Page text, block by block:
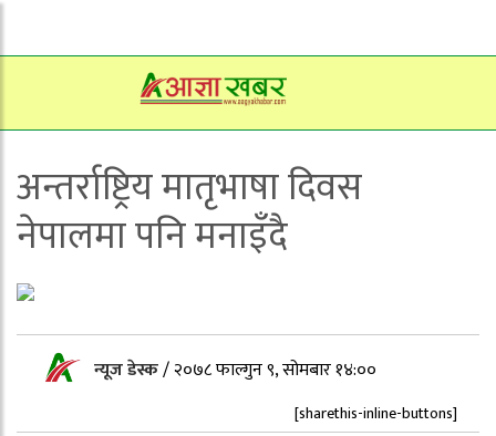
अन्तर्राष्ट्रिय मातृभाषा दिवस
नेपालमा पनि मनाइँदै
न्यूज डेस्क/२०७८ फाल्गुन ९, सोमबार १४:००
[sharethis-inline-buttons]